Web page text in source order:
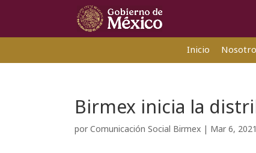
Inicio
Birmex inicia la
porComunicación Social Birmex | Mar 6, 2021